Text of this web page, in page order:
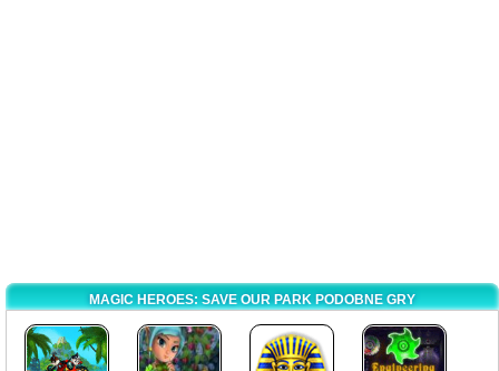
MAGIC HEROES: SAVE OUR PARK PODOBNE GRY